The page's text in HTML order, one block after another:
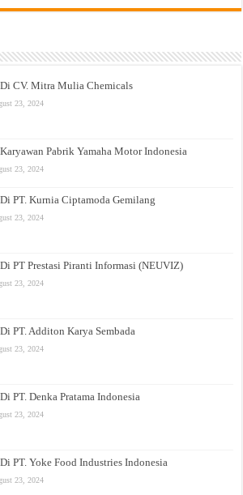
CV. Mitra Mulia Chemicals
23, 2024
Pabrik Yamaha Motor Indonesia
23, 2024
PT. Kurnia Ciptamoda Gemilang
23, 2024
PT Prestasi Piranti Informasi (NEUVIZ)
23, 2024
PT. Additon Karya Sembada
23, 2024
PT. Denka Pratama Indonesia
23, 2024
PT. Yoke Food Industries Indonesia
23, 2024